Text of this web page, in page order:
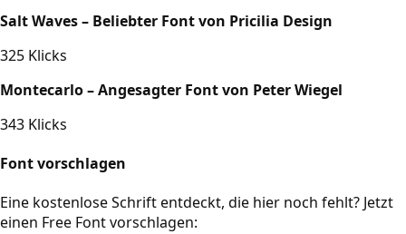
Salt Waves – Beliebter Font von Pricilia Design
325 Klicks
Montecarlo – Angesagter Font von Peter Wiegel
343 Klicks
Font vorschlagen
Eine kostenlose Schrift entdeckt, die hier noch fehlt? Jetzt
einen Free Font vorschlagen: